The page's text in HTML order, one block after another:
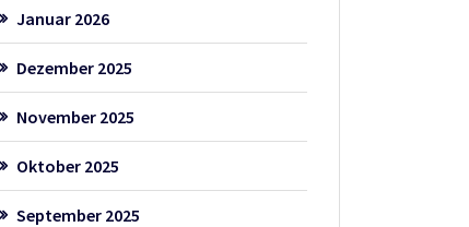
Januar 2026
Dezember 2025
November 2025
Oktober 2025
September 2025